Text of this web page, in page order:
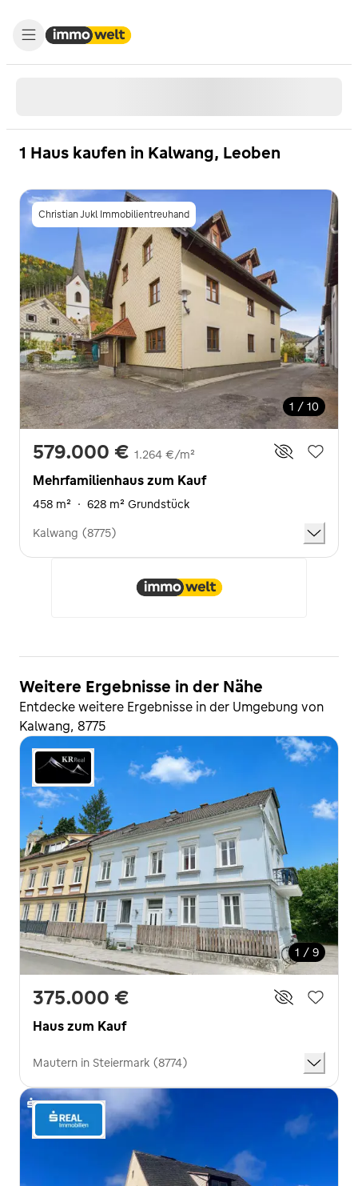
1 Haus kaufen in Kalwang, Leoben
Christian Jukl Immobilientreuhand
1 / 10
579.000 € 1.264 €/m²
Mehrfamilienhaus zum Kauf
458 m² · 628 m² Grundstück
Kalwang (8775)
Weitere Ergebnisse in der Nähe
Entdecke weitere Ergebnisse in der Umgebung von
Kalwang, 8775
1 / 9
375.000 €
Haus zum Kauf
Mautern in Steiermark (8774)